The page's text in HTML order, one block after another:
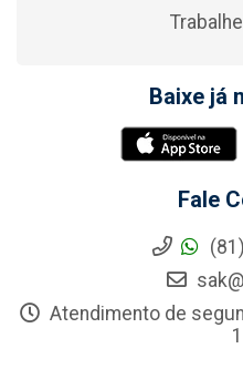
Baixe já
Fale
Atendimento de